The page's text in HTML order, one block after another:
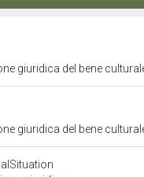
giuridica del bene
giuridica del bene